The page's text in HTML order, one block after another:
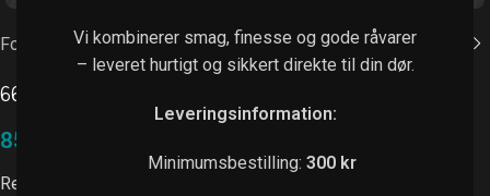
Vi kombinerer smag, finesse og gode råvarer
– leveret hurtigt og sikkert direkte til din dør.
Leveringsinformation:
Minimumsbestilling: 300 kr
Forside Uramaki (8 stk.)
66. Spicy rejer
85,00
Rejer, agurk, avocado, chilimayo